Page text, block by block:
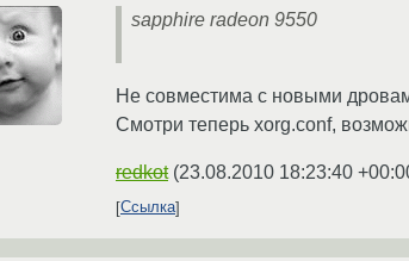
sapphire radeon 9550
Не совместима с новыми
Смотри теперь xorg.conf,
redkot (23.08.2010 18:23:40
Ссылка